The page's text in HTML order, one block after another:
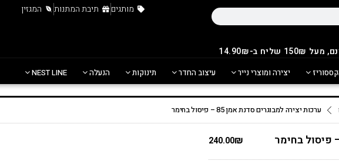
שליח ב-14.90₪
מותגים תיבת המתנות המגזין
יצירה ומוצרי נייר עיצוב החדר תינוקות הנעלה NEST LINE
ערכות יצירה למבוגרים סדנת אמן 85 – פיסול בחימר
240.00₪